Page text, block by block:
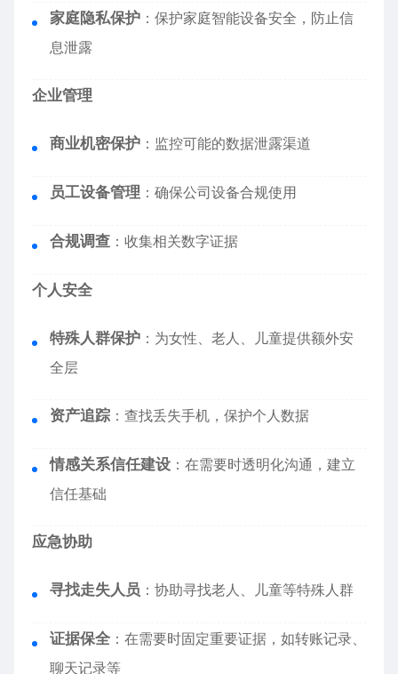
家庭隐私保护 ：保护家庭智能设备安全，防止信
息泄露
企业管理
商业机密保护 ：监控可能的数据泄露渠道
员工设备管理 ：确保公司设备合规使用
合规调查 ：收集相关数字证据
个人安全
特殊人群保护 ：为女性、老人、儿童提供额外安
全层
资产追踪 ：查找丢失手机，保护个人数据
情感关系信任建设 ：在需要时透明化沟通，建立
信任基础
应急协助
寻找走失人员 ：协助寻找老人、儿童等特殊人群
证据保全 ：在需要时固定重要证据，如转账记录、
聊天记录等